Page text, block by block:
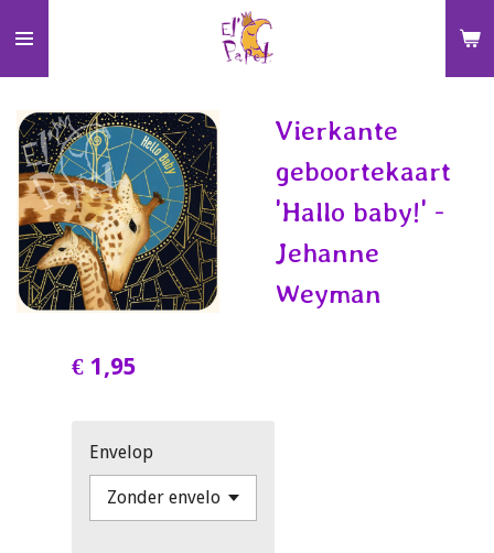
direct
naar
hoofdinhoud
Vierkante
geboortekaart
'Hallo baby!' -
Jehanne
Weyman
€ 1,95
Envelop